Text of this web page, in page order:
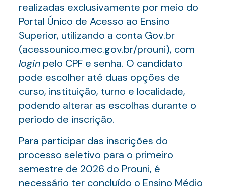
realizadas exclusivamente por meio do
Portal Único de Acesso ao Ensino
Superior, utilizando a conta Gov.br
(acessounico.mec.gov.br/prouni), com
loginpelo CPF e senha. O candidato
pode escolher até duas opções de
curso, instituição, turno e localidade,
podendo alterar as escolhas durante o
período de inscrição.
Para participar das inscrições do
processo seletivo para o primeiro
semestre de 2026 do Prouni, é
necessário ter concluído o Ensino Médio